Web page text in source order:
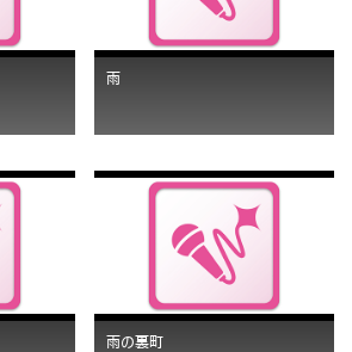
雨
雨の裏町